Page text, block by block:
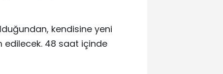
kendisine yeni
edilecek. 48 saat içinde